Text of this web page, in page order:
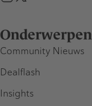
Onderwerpen
Community Nieuws
Dealflash
Insights